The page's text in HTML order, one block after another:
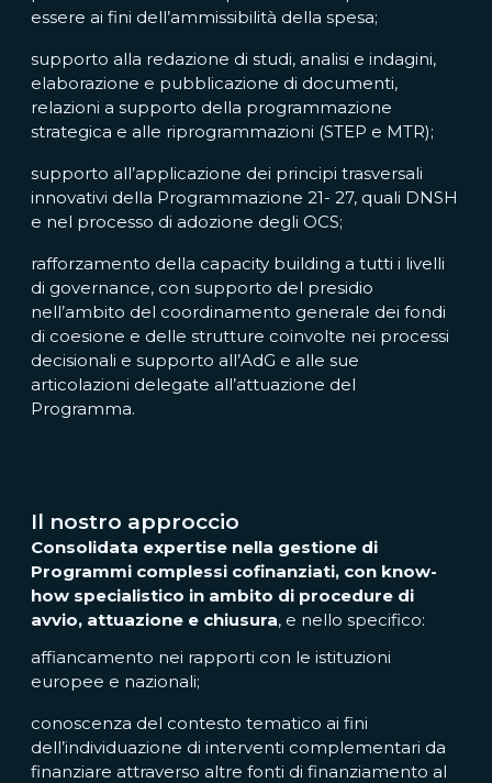
essere ai fini dell’ammissibilità della spesa;
supporto alla redazione di studi, analisi e indagini,
elaborazione e pubblicazione di documenti,
relazioni a supporto della programmazione
strategica e alle riprogrammazioni (STEP e MTR);
supporto all’applicazione dei principi trasversali
innovativi della Programmazione 21- 27, quali DNSH
e nel processo di adozione degli OCS;
rafforzamento della capacity building a tutti i livelli
di governance, con supporto del presidio
nell’ambito del coordinamento generale dei fondi
di coesione e delle strutture coinvolte nei processi
decisionali e supporto all’AdG e alle sue
articolazioni delegate all’attuazione del
Programma.
Il nostro approccio
Consolidata expertise nella gestione di
Programmi complessi cofinanziati, con know-
how specialistico in ambito di procedure di
avvio, attuazione e chiusura, e nello specifico:
affiancamento nei rapporti con le istituzioni
europee e nazionali;
conoscenza del contesto tematico ai fini
dell’individuazione di interventi complementari da
finanziare attraverso altre fonti di finanziamento al